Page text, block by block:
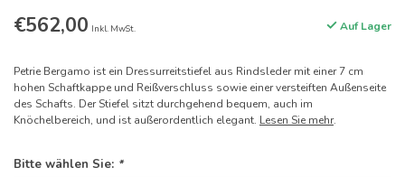
€562,00 Inkl. MwSt. Auf Lager
Petrie Bergamo ist ein Dressurreitstiefel aus Rindsleder mit einer 7 cm
hohen Schaftkappe und Reißverschluss sowie einer versteiften Außenseite
des Schafts. Der Stiefel sitzt durchgehend bequem, auch im
Knöchelbereich, und ist außerordentlich elegant. Lesen Sie mehr.
Bitte wählen Sie: *